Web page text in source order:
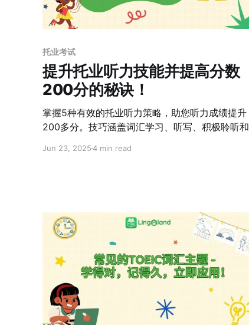
托业考试
提升托业听力技能并提高分数
200分的秘诀！
掌握5种有效的托业听力策略，助您听力成绩提升
200多分。技巧涵盖词汇学习、听写、积极聆听和
Jun 23, 20254 min read